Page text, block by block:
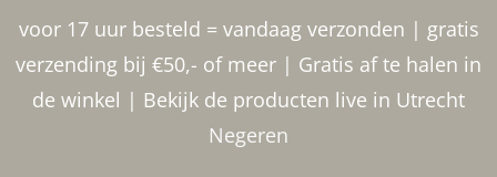
voor 17 uur besteld = vandaag verzonden | gratis
verzending bij €50,- of meer | Gratis af te halen in
de winkel | Bekijk de producten live in Utrecht
Negeren
inhoud